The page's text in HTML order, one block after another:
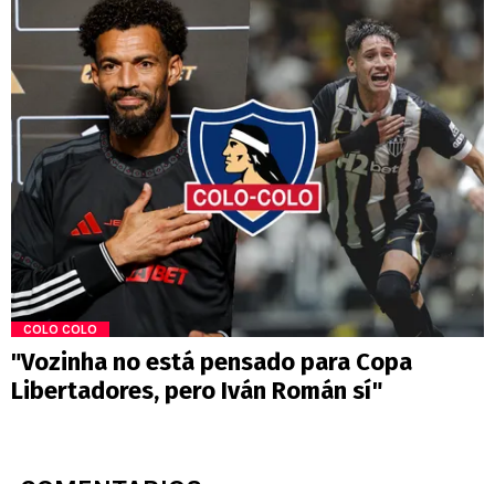
COLO COLO
"Vozinha no está pensado para Copa
Libertadores, pero Iván Román sí"